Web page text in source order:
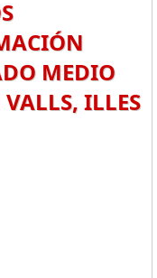
MEDIO
ILLES